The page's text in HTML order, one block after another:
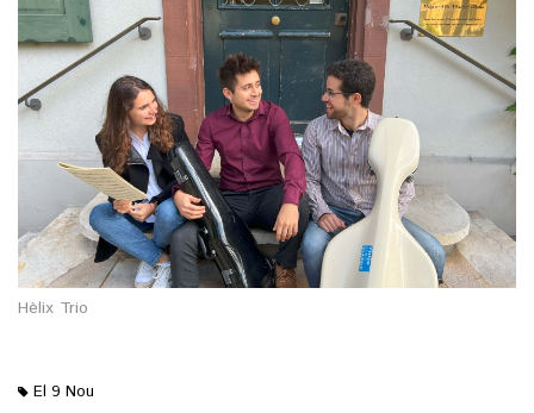
Hèlix Trio
El 9 Nou
M'agrada